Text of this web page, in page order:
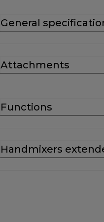
General
Attachments
Functions
Handmixers